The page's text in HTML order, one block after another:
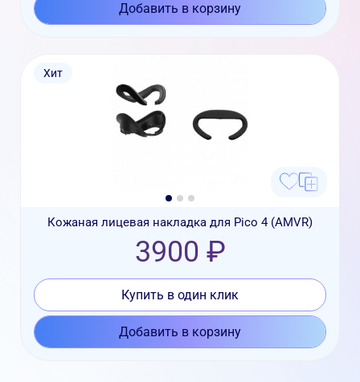
Добавить в корзину
Хит
Кожаная лицевая накладка для Pico 4 (AMVR)
3900 ₽
Купить в один клик
Добавить в корзину